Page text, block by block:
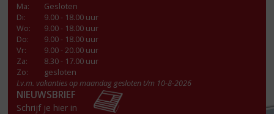
Ma:
Gesloten
Di:
9.00 - 18.00 uur
Wo:
9.00 - 18.00 uur
Do:
9.00 - 18.00 uur
Vr:
9.00 - 20.00 uur
Za:
8.30 - 17.00 uur
Zo:
gesloten
I.v.m. vakanties op maandag gesloten t/m 10-8-2026
NIEUWSBRIEF
Schrijf je hier in